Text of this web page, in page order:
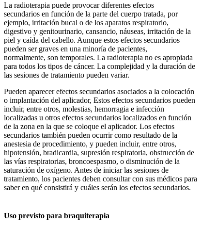
La radioterapia puede provocar diferentes efectos
secundarios en función de la parte del cuerpo tratada, por
ejemplo, irritación bucal o de los aparatos respiratorio,
digestivo y genitourinario, cansancio, náuseas, irritación de la
piel y caída del cabello. Aunque estos efectos secundarios
pueden ser graves en una minoría de pacientes,
normalmente, son temporales. La radioterapia no es apropiada
para todos los tipos de cáncer. La complejidad y la duración de
las sesiones de tratamiento pueden variar.
Pueden aparecer efectos secundarios asociados a la colocación
o implantación del aplicador, Estos efectos secundarios pueden
incluir, entre otros, molestias, hemorragia e infección
localizadas u otros efectos secundarios localizados en función
de la zona en la que se coloque el aplicador. Los efectos
secundarios también pueden ocurrir como resultado de la
anestesia de procedimiento, y pueden incluir, entre otros,
hipotensión, bradicardia, supresión respiratoria, obstrucción de
las vías respiratorias, broncoespasmo, o disminución de la
saturación de oxígeno. Antes de iniciar las sesiones de
tratamiento, los pacientes deben consultar con sus médicos para
saber en qué consistirá y cuáles serán los efectos secundarios.
Uso previsto para braquiterapia